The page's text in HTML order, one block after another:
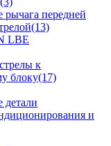
рычага передней
LBE
к
блоку(17)
детали
и